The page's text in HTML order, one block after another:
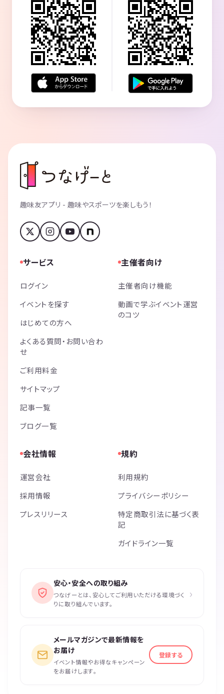
趣味友アプリ - 趣味やスポーツを楽しもう！
サービス
ログイン
イベントを探す
はじめての方へ
よくある質問・お問い合わ
せ
ご利用料金
サイトマップ
記事一覧
ブログ一覧
主催者向け
主催者向け機能
動画で学ぶイベント運営
のコツ
会社情報
運営会社
採用情報
プレスリリース
規約
利用規約
プライバシーポリシー
特定商取引法に基づく表
記
ガイドライン一覧
安心・安全への取り組み
つなげーとは、安心してご利用いただける環境づく
りに取り組んでいます。
›
メールマガジンで最新情報を
お届け
イベント情報やお得なキャンペーン
をお届けします。
登録する